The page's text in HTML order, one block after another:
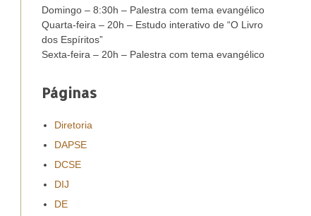
Domingo – 8:30h – Palestra com tema evangélico
Quarta-feira – 20h – Estudo interativo de “O Livro
dos Espíritos”
Sexta-feira – 20h – Palestra com tema evangélico
Páginas
Diretoria
DAPSE
DCSE
DIJ
DE